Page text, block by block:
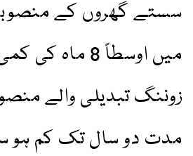
سستے گھروں کے
میں اوسطاً 8
زوننگ تبدیلی والے
مدت دو سال تک کم ہو